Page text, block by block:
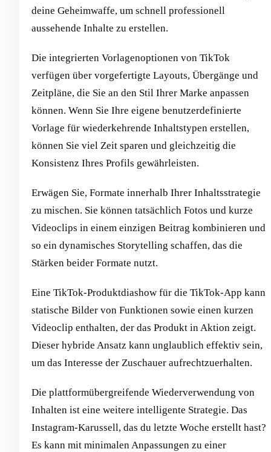
deine Geheimwaffe, um schnell professionell
aussehende Inhalte zu erstellen.
Die integrierten Vorlagenoptionen von TikTok
verfügen über vorgefertigte Layouts, Übergänge und
Zeitpläne, die Sie an den Stil Ihrer Marke anpassen
können. Wenn Sie Ihre eigene benutzerdefinierte
Vorlage für wiederkehrende Inhaltstypen erstellen,
können Sie viel Zeit sparen und gleichzeitig die
Konsistenz Ihres Profils gewährleisten.
Erwägen Sie, Formate innerhalb Ihrer Inhaltsstrategie
zu mischen. Sie können tatsächlich Fotos und kurze
Videoclips in einem einzigen Beitrag kombinieren und
so ein dynamisches Storytelling schaffen, das die
Stärken beider Formate nutzt.
Eine TikTok-Produktdiashow für die TikTok-App kann
statische Bilder von Funktionen sowie einen kurzen
Videoclip enthalten, der das Produkt in Aktion zeigt.
Dieser hybride Ansatz kann unglaublich effektiv sein,
um das Interesse der Zuschauer aufrechtzuerhalten.
Die plattformübergreifende Wiederverwendung von
Inhalten ist eine weitere intelligente Strategie. Das
Instagram-Karussell, das du letzte Woche erstellt hast?
Es kann mit minimalen Anpassungen zu einer